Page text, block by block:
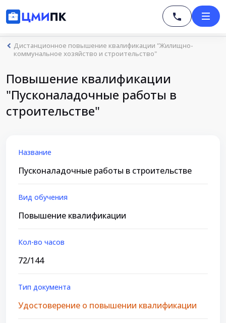
Дистанционное повышение квалификации "Жилищно-
коммунальное хозяйство и строительство"
Повышение квалификации
"Пусконаладочные работы в
строительстве"
Название
Пусконаладочные работы в строительстве
Вид обучения
Повышение квалификации
Кол-во часов
72/144
Тип документа
Удостоверение о повышении квалификации